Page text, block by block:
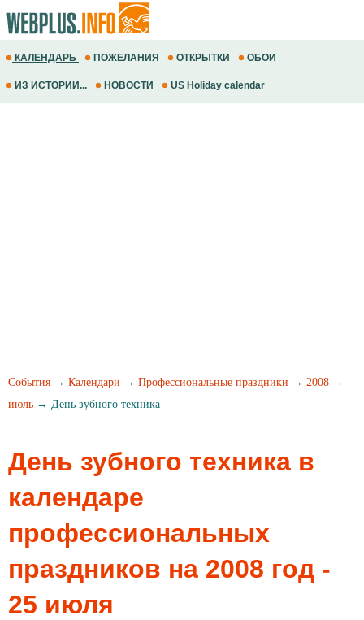
КАЛЕНДАРЬ ПОЖЕЛАНИЯ ОТКРЫТКИ ОБОИ
ИЗ ИСТОРИИ... НОВОСТИ US Holiday calendar
События → Календари → Профессиональные праздники → 2008 →
июль → День зубного техника
День зубного техника в
календаре
профессиональных
праздников на 2008 год -
25 июля